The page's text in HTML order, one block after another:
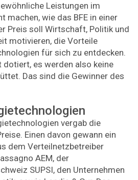
Leistungen im
machen, wie das BFE in einer
Preis soll Wirtschaft, Politik und
motivieren, die Vorteile
für sich zu entdecken.
dotiert, es werden also keine
Das sind die Gewinner des
vergab die
Einen davon gewann ein
dem Verteilnetzbetreiber
AEM, der
SUPSI, den Unternehmen